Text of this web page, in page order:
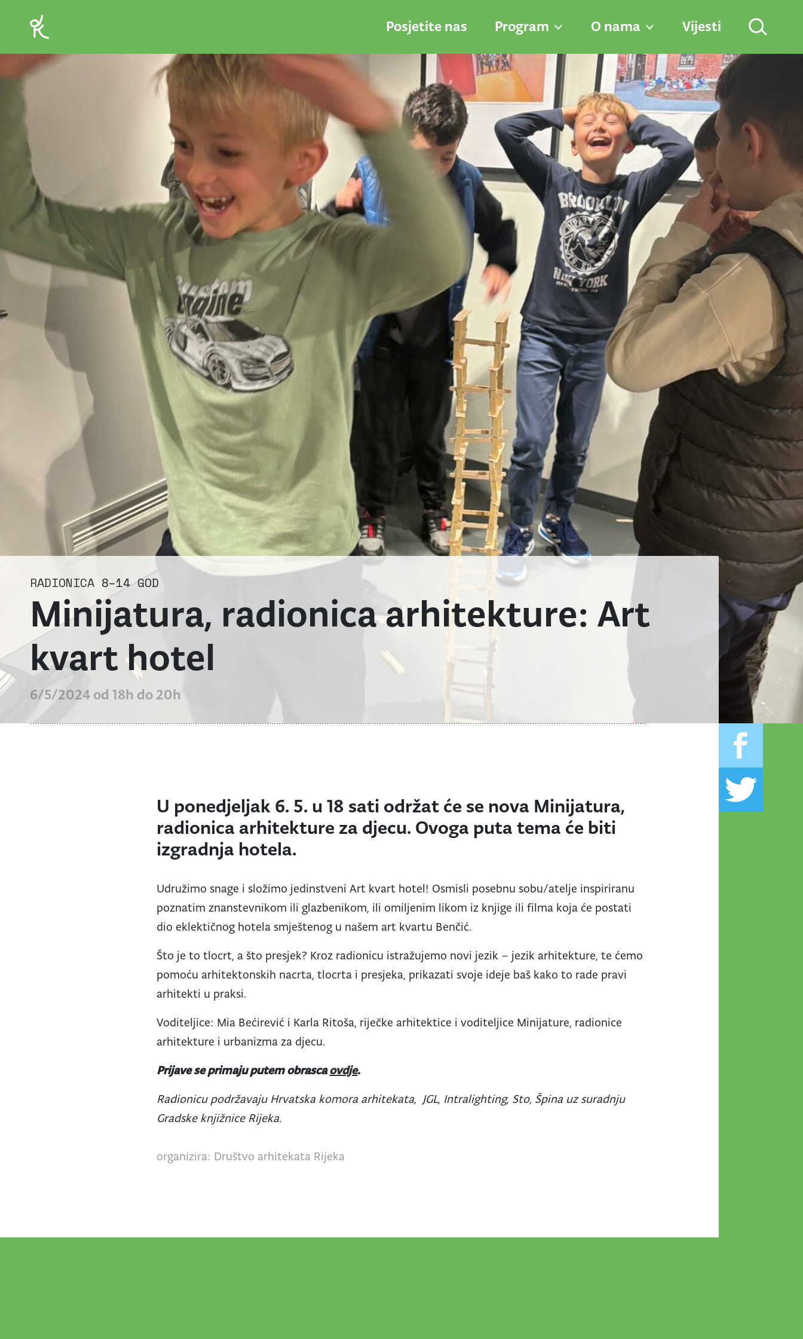
Posjetite nas Program O nama Vijesti
RADIONICA 8–14 GOD
Minijatura, radionica arhitekture: Art
kvart hotel
6/5/2024 od 18h do 20h
U ponedjeljak 6. 5. u 18 sati održat će se nova Minijatura,
radionica arhitekture za djecu. Ovoga puta tema će biti
izgradnja hotela.
Udružimo snage i složimo jedinstveni Art kvart hotel! Osmisli posebnu sobu/atelje inspiriranu
poznatim znanstevnikom ili glazbenikom, ili omiljenim likom iz knjige ili filma koja će postati
dio eklektičnog hotela smještenog u našem art kvartu Benčić.
Što je to tlocrt, a što presjek? Kroz radionicu istražujemo novi jezik – jezik arhitekture, te ćemo
pomoću arhitektonskih nacrta, tlocrta i presjeka, prikazati svoje ideje baš kako to rade pravi
arhitekti u praksi.
Voditeljice: Mia Bećirević i Karla Ritoša, riječke arhitektice i voditeljice Minijature, radionice
arhitekture i urbanizma za djecu.
Prijave se primaju putem obrascaovdje.
Radionicu podržavaju Hrvatska komora arhitekata, JGL, Intralighting, Sto, Špina uz suradnju
Gradske knjižnice Rijeka.
organizira: Društvo arhitekata Rijeka